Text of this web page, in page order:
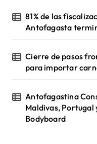
81% de las
Antofagasta
Cierre de pasos
para importar
Antofagastina
Maldivas, Portugal
Bodyboard